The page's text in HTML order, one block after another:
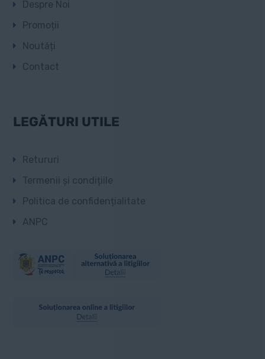
Despre Noi
Promoții
Noutăți
Contact
LEGĂTURI UTILE
Retururi
Termenii și condițiile
Politica de confidențialitate
ANPC